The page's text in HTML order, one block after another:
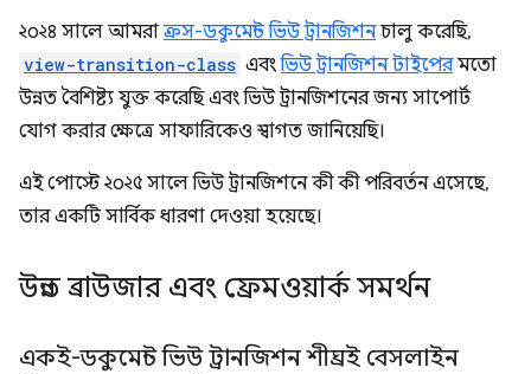
২০২৪ সালে আমরাক্রস-ডকুমেন্ট ভিউ ট্রানজিশনচালু করেছি,
view-transition-class এবংভিউ ট্রানজিশন টাইপেরমতো
উন্নত বৈশিষ্ট্য যুক্ত করেছি এবং ভিউ ট্রানজিশনের জন্য সাপোর্ট
যোগ করার ক্ষেত্রে সাফারিকেও স্বাগত জানিয়েছি।
এই পোস্টে ২০২৫ সালে ভিউ ট্রানজিশনে কী কী পরিবর্তন এসেছে,
তার একটি সার্বিক ধারণা দেওয়া হয়েছে।
উন্নত ব্রাউজার এবং ফ্রেমওয়ার্ক সমর্থন
একই-ডকুমেন্ট ভিউ ট্রানজিশন শীঘ্রই বেসলাইন